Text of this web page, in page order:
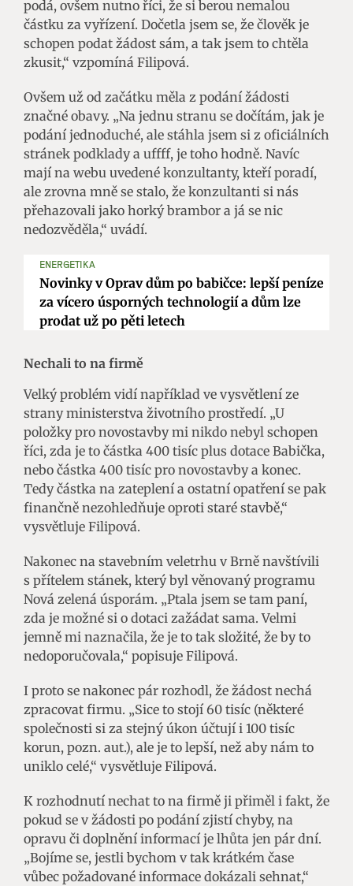
podá, ovšem nutno říci, že si berou nemalou
částku za vyřízení. Dočetla jsem se, že člověk je
schopen podat žádost sám, a tak jsem to chtěla
zkusit,“ vzpomíná Filipová.
Ovšem už od začátku měla z podání žádosti
značné obavy. „Na jednu stranu se dočítám, jak je
podání jednoduché, ale stáhla jsem si z oficiálních
stránek podklady a uffff, je toho hodně. Navíc
mají na webu uvedené konzultanty, kteří poradí,
ale zrovna mně se stalo, že konzultanti si nás
přehazovali jako horký brambor a já se nic
nedozvěděla,“ uvádí.
ENERGETIKA
Novinky v Oprav dům po babičce: lepší peníze
za vícero úsporných technologií a dům lze
prodat už po pěti letech
Nechali to na firmě
Velký problém vidí například ve vysvětlení ze
strany ministerstva životního prostředí. „U
položky pro novostavby mi nikdo nebyl schopen
říci, zda je to částka 400 tisíc plus dotace Babička,
nebo částka 400 tisíc pro novostavby a konec.
Tedy částka na zateplení a ostatní opatření se pak
finančně nezohledňuje oproti staré stavbě,“
vysvětluje Filipová.
Nakonec na stavebním veletrhu v Brně navštívili
s přítelem stánek, který byl věnovaný programu
Nová zelená úsporám. „Ptala jsem se tam paní,
zda je možné si o dotaci zažádat sama. Velmi
jemně mi naznačila, že je to tak složité, že by to
nedoporučovala,“ popisuje Filipová.
I proto se nakonec pár rozhodl, že žádost nechá
zpracovat firmu. „Sice to stojí 60 tisíc (některé
společnosti si za stejný úkon účtují i 100 tisíc
korun, pozn. aut.), ale je to lepší, než aby nám to
uniklo celé,“ vysvětluje Filipová.
K rozhodnutí nechat to na firmě ji přiměl i fakt, že
pokud se v žádosti po podání zjistí chyby, na
opravu či doplnění informací je lhůta jen pár dní.
„Bojíme se, jestli bychom v tak krátkém čase
vůbec požadované informace dokázali sehnat,“